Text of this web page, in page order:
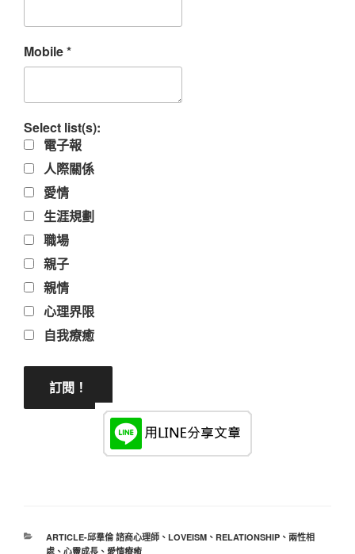
Mobile*
Select list(s):
電子報
人際關係
愛情
生涯規劃
職場
親子
親情
心理界限
自我療癒
分
類
ARTICLE-邱羣倫 諮商心理師、 LOVEISM、 RELATIONSHIP、 兩性相
處、 心靈成長、 愛情療癒